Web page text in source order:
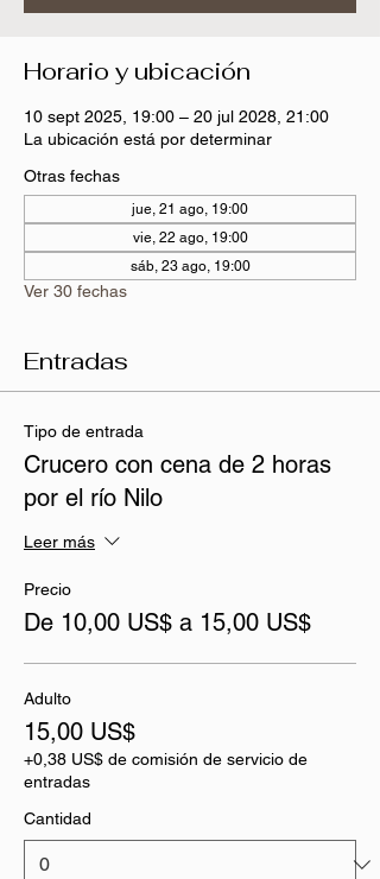
Horario y ubicación
10 sept 2025, 19:00 – 20 jul 2028, 21:00
La ubicación está por determinar
Otras fechas
jue, 21 ago, 19:00
vie, 22 ago, 19:00
sáb, 23 ago, 19:00
Ver 30 fechas
Entradas
Tipo de entrada
Crucero con cena de 2 horas
por el río Nilo
Leer más
Precio
De 10,00 US$ a 15,00 US$
Adulto
15,00 US$
+0,38 US$ de comisión de servicio de
entradas
Cantidad